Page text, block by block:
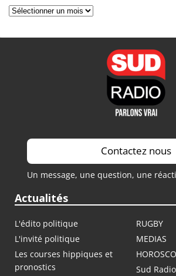
Archives
Contactez nous
Un message, une question, une
Actualités
L'édito politique
RUGBY
L'invité politique
MEDIAS
Les courses hippiques et
pronostics
Sud